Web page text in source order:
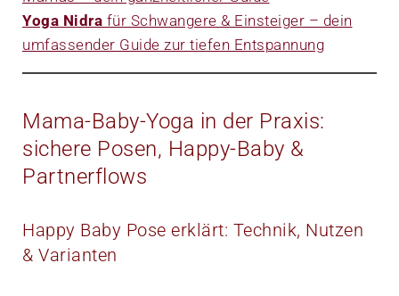
Yoga Nidra für Schwangere & Einsteiger – dein
umfassender Guide zur tiefen Entspannung
Mama-Baby-Yoga in der Praxis:
sichere Posen, Happy-Baby &
Partnerflows
Happy Baby Pose erklärt: Technik, Nutzen
& Varianten